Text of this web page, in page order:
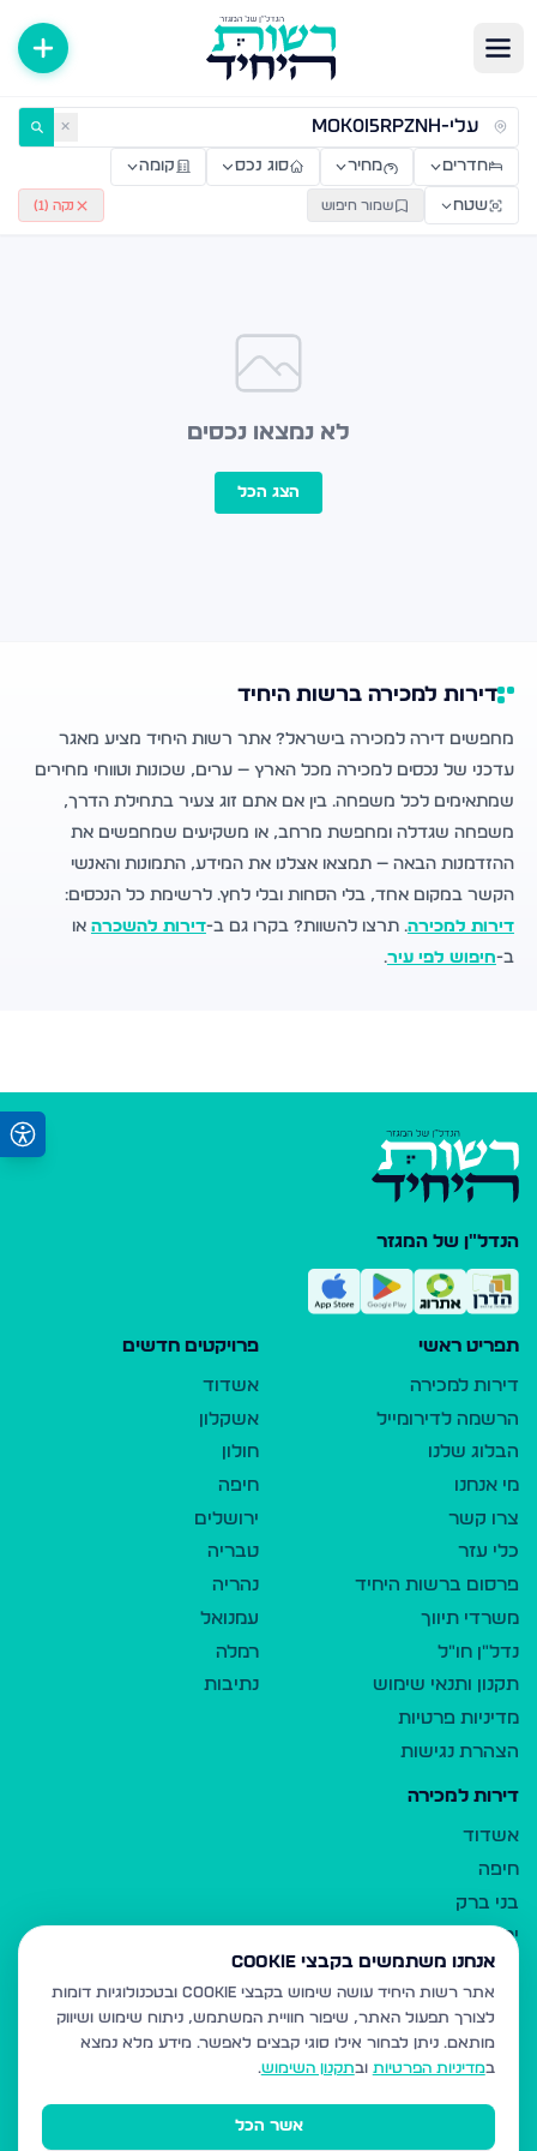
דירות למכירה ולהשכרה — רשות היחיד ✕
חדרים מחיר סוג נכס קומה
שטח שמור חיפוש נקה ( 1
)
לא נמצאו נכסים
הצג הכל
דירות למכירה ברשות היחיד
מחפשים דירה למכירה בישראל? אתר רשות היחיד מציע מאגר
עדכני של נכסים למכירה מכל הארץ — ערים, שכונות וטווחי מחירים
שמתאימים לכל משפחה. בין אם אתם זוג צעיר בתחילת הדרך,
משפחה שגדלה ומחפשת מרחב, או משקיעים שמחפשים את
ההזדמנות הבאה — תמצאו אצלנו את המידע, התמונות והאנשי
הקשר במקום אחד, בלי הסחות ובלי לחץ. לרשימת כל הנכסים:
דירות למכירה. תרצו להשוות? בקרו גם ב-דירות להשכרה או
ב-חיפוש לפי עיר.
הנדל"ן של המגזר
תפריט ראשי
דירות למכירה
הרשמה לדירומייל
הבלוג שלנו
מי אנחנו
צרו קשר
כלי עזר
פרסום ברשות היחיד
משרדי תיווך
נדל"ן חו"ל
תקנון ותנאי שימוש
מדיניות פרטיות
הצהרת נגישות
פרויקטים חדשים
אשדוד
אשקלון
חולון
חיפה
ירושלים
טבריה
נהריה
עמנואל
רמלה
נתיבות
דירות למכירה
אשדוד
חיפה
בני ברק
ירושלים
אלעד
גבעת זאב
בית שמש
רכסים
מודיעין עילית
אנחנו משתמשים בקבצי Cookie
אתר רשות היחיד עושה שימוש בקבצי Cookie ובטכנולוגיות דומות
לצורך תפעול האתר, שיפור חוויית המשתמש, ניתוח שימוש ושיווק
מותאם. ניתן לבחור אילו סוגי קבצים לאפשר. מידע מלא נמצא
במדיניות הפרטיות ובתקנון השימוש.
אשר הכל